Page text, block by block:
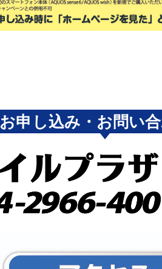
お申し込み・お問い